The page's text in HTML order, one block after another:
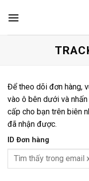
Để theo dõi đơn hàng,
vào ô bên dưới và
cấp cho bạn trên biên
đã nhận được.
ID Đơn hàng